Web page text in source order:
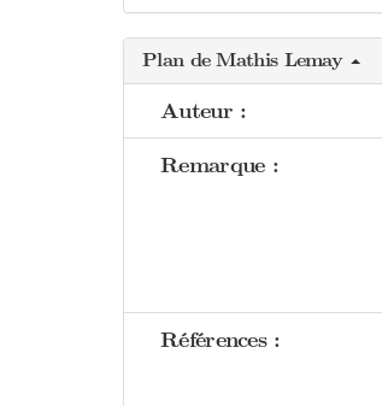
Plan de Mathis Lemay
Auteur :
Remarque :
Références :